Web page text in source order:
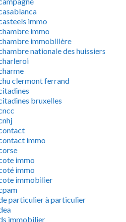
immo
immo
immobilière
nationale des huissiers
clermont ferrand
bruxelles
immo
immo
immo
immobilier
particulier à particulier
immobilier